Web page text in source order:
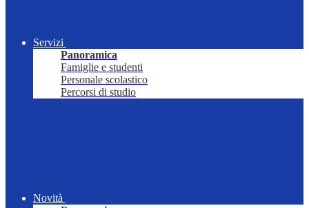
Servizi
Panoramica
Famiglie e studenti
Personale scolastico
Percorsi di studio
Novità